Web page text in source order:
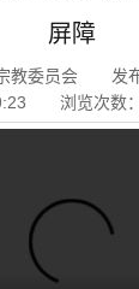
屏障
教委员会 发
浏览次数：